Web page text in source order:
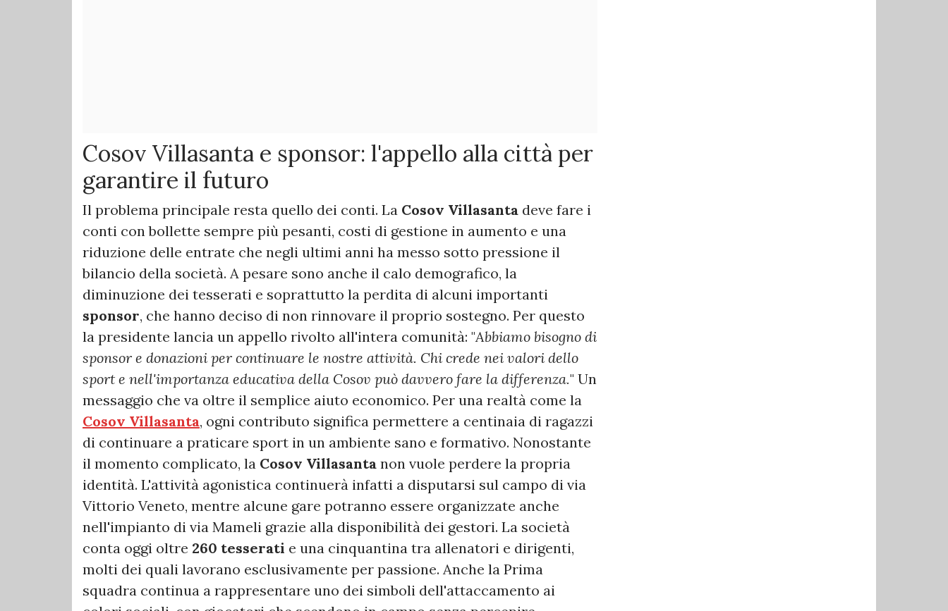
Cosov Villasanta e sponsor: l'appello alla città per
garantire il futuro
Il problema principale resta quello dei conti. La Cosov Villasanta deve fare i
conti con bollette sempre più pesanti, costi di gestione in aumento e una
riduzione delle entrate che negli ultimi anni ha messo sotto pressione il
bilancio della società. A pesare sono anche il calo demografico, la
diminuzione dei tesserati e soprattutto la perdita di alcuni importanti
sponsor, che hanno deciso di non rinnovare il proprio sostegno. Per questo
la presidente lancia un appello rivolto all'intera comunità: "Abbiamo bisogno di
sponsor e donazioni per continuare le nostre attività. Chi crede nei valori dello
sport e nell'importanza educativa della Cosov può davvero fare la differenza." Un
messaggio che va oltre il semplice aiuto economico. Per una realtà come la
Cosov Villasanta, ogni contributo significa permettere a centinaia di ragazzi
di continuare a praticare sport in un ambiente sano e formativo. Nonostante
il momento complicato, la Cosov Villasanta non vuole perdere la propria
identità. L'attività agonistica continuerà infatti a disputarsi sul campo di via
Vittorio Veneto, mentre alcune gare potranno essere organizzate anche
nell'impianto di via Mameli grazie alla disponibilità dei gestori. La società
conta oggi oltre 260 tesserati e una cinquantina tra allenatori e dirigenti,
molti dei quali lavorano esclusivamente per passione. Anche la Prima
squadra continua a rappresentare uno dei simboli dell'attaccamento ai